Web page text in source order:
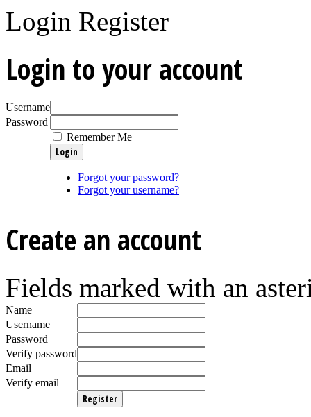
Login Register
Login to your account
Username
Password
Remember Me
Forgot your password?
Forgot your username?
Create an account
Fields marked with an
Name
Username
Password
Verify password
Email
Verify email
Register